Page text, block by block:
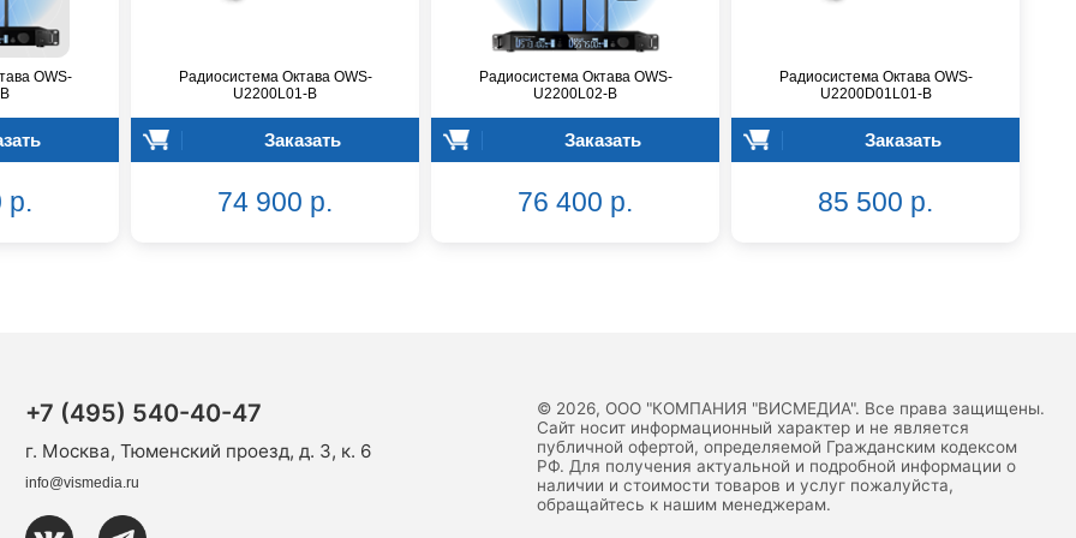
OWS-
р.
Радиосистема Октава OWS-
U2200L01-B
Заказать
74 900 р.
Радиосистема Октава OWS-
U2200L02-B
Заказать
76 400 р.
Радиосистема Октава OWS-
U2200D01L01-B
Заказать
85 500 р.
+7 (495) 540-40-47
г. Москва, Тюменский проезд, д. 3, к. 6
info@vismedia.ru
© 2026, ООО "КОМПАНИЯ "ВИСМЕДИА". Все права защищены.
Сайт носит информационный характер и не является
публичной офертой, определяемой Гражданским кодексом
РФ. Для получения актуальной и подробной информации о
наличии и стоимости товаров и услуг пожалуйста,
обращайтесь к нашим менеджерам.